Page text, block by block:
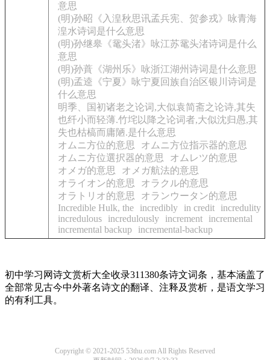
意思
(明)孙昭《入湟秋思讯孟兵宪、贺参戎》咏青海
湟水诗词是什么意思
(明)孙继皋《鼋头渚》咏江苏鼋头渚诗词是什么
意思
(明)孙蕡《湖州乐》咏浙江湖州诗词是什么意思
(明)孟逵《宁夏》咏宁夏回族自治区银川诗词是
什么意思
明季、国初诸老之论词,大似袁简斋之论诗,其失
也纤小而轻薄.竹垞以降之论词者,大似沈归愚,其
失也枯槁而庸陋.是什么意思
オムニ方位的意思
オムニ方位指示器的意思
オムニ方位選択器的意思
オムレツ的意思
オメガ的意思
オメガ航法的意思
オライオン的意思
オラクル的意思
オラトリオ的意思
オランウータン的意思
Incredible Hulk, the
incredibly in credit
incredulity
incredulous
incredulously increment
incremental
incremental backup
incremental-backup
初中学习网诗文赏析大全收录311380条诗文词条，基本涵盖了
全部常见古今中外著名诗文的翻译、注释及赏析，是语文学习
的有利工具。
Copyright © 2021-2025 53thu.com All Rights Reserved